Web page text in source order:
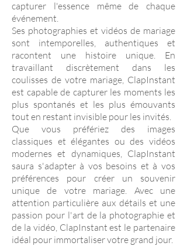
capturer l'essence même de chaque
événement.
Ses photographies et vidéos de mariage
sont intemporelles, authentiques et
racontent une histoire unique. En
travaillant discrètement dans les
coulisses de votre mariage, ClapInstant
est capable de capturer les moments les
plus spontanés et les plus émouvants
tout en restant invisible pour les invités.
Que vous préfériez des images
classiques et élégantes ou des vidéos
modernes et dynamiques, ClapInstant
saura s'adapter à vos besoins et à vos
préférences pour créer un souvenir
unique de votre mariage. Avec une
attention particulière aux détails et une
passion pour l'art de la photographie et
de la vidéo, ClapInstant est le partenaire
idéal pour immortaliser votre grand jour.